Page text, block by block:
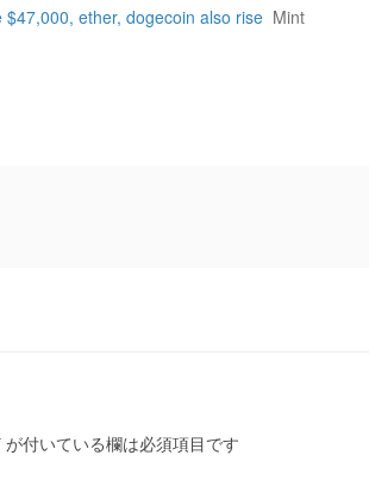
ether, dogecoin also rise Mint
が付いている欄は必須項目です